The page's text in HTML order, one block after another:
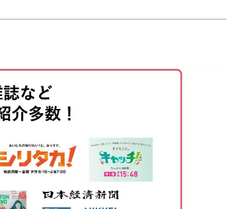
そうなワンちゃんを表現できるので